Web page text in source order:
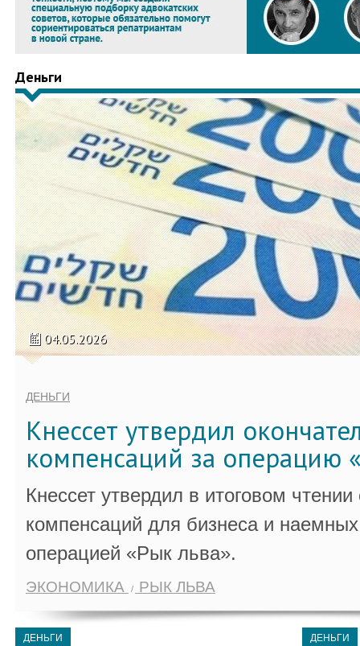
Деньги
04.05.2026
ДЕНЬГИ
Кнессет утвердил
компенсаций за операцию
Кнессет утвердил в итоговом
компенсаций для бизнеса и
операцией «Рык льва».
ЭКОНОМИКА РЫК ЛЬВА
ДЕНЬГИ ДЕНЬГИ